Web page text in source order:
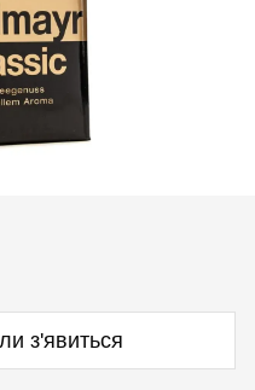
з'явиться